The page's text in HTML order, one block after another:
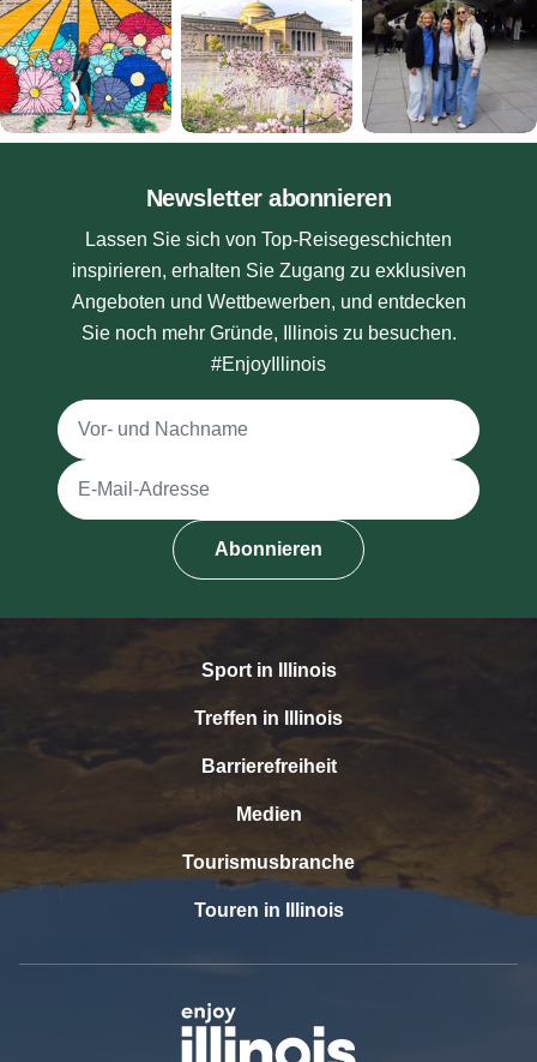
Newsletter abonnieren
Lassen Sie sich von Top-Reisegeschichten
inspirieren, erhalten Sie Zugang zu exklusiven
Angeboten und Wettbewerben, und entdecken
Sie noch mehr Gründe, Illinois zu besuchen.
#EnjoyIllinois
Vollständiger Name
E-Mail-Adresse
Abonnieren
Sport in Illinois
Treffen in Illinois
Barrierefreiheit
Medien
Tourismusbranche
Touren in Illinois